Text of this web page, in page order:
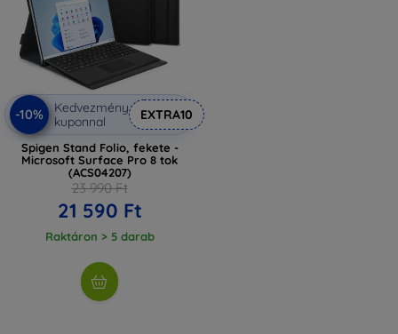
-10%
Kedvezmény
kuponnal
EXTRA10
Spigen Stand Folio, fekete -
Microsoft Surface Pro 8 tok
(ACS04207)
23 990 Ft
21 590 Ft
Raktáron > 5 darab